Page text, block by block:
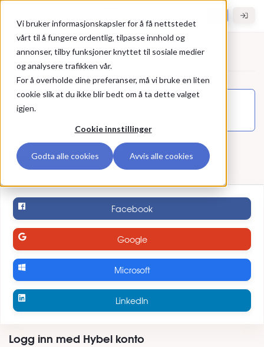
Vi bruker informasjonskapsler for å få nettstedet
vårt til å fungere ordentlig, tilpasse innhold og
annonser, tilby funksjoner knyttet til sosiale medier
og analysere trafikken vår.
For å overholde dine preferanser, må vi bruke en liten
cookie slik at du ikke blir bedt om å ta dette valget
igjen.
Cookie innstillinger
Godta alle cookies Avvis alle cookies
Logg inn
Logg inn
Bruk ekstern konto
Logg inn med ekstern brukerkonto
Facebook
Google
Microsoft
LinkedIn
Logg inn med Hybel konto